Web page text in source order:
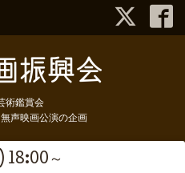
術鑑賞会
声映画公演の企画
18:00～